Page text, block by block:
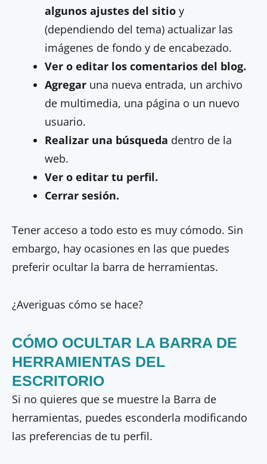
algunos ajustes del sitioy
(dependiendo del tema) actualizar las
imágenes de fondo y de encabezado.
Ver o editar los comentarios del blog.
Agregaruna nueva entrada, un archivo
de multimedia, una página o un nuevo
usuario.
Realizar una búsqueda dentro de la
web.
Ver o editar tu perfil.
Cerrar sesión.
Tener acceso a todo esto es muy cómodo. Sin
embargo, hay ocasiones en las que puedes
preferir ocultar la barra de herramientas.
¿Averiguas cómo se hace?
CÓMO OCULTAR LA BARRA DE
HERRAMIENTAS DEL
ESCRITORIO
Si no quieres que se muestre la Barra de
herramientas, puedes esconderla modificando
las preferencias de tu perfil.